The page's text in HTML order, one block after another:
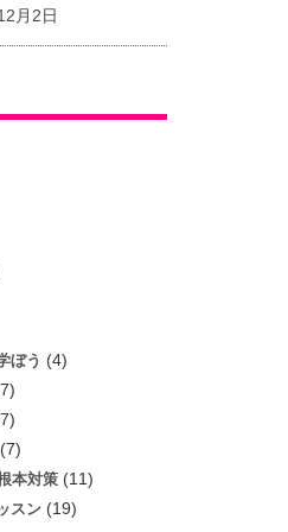
月2日
ぼう (4)
(7)
本対策(11)
スン(19)